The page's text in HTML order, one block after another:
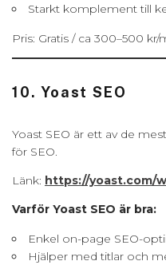
Starkt komplement till
Pris: Gratis / ca 300–500 kr/
10. Yoast SEO
Yoast SEO är ett av de
för SEO.
Länk: https://yoast.com/
Varför Yoast SEO är bra:
Enkel on-page SEO-
Hjälper med titlar och